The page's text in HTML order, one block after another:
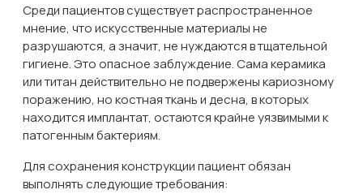
Среди пациентов существует распространенное
мнение, что искусственные материалы не
разрушаются, а значит, не нуждаются в тщательной
гигиене. Это опасное заблуждение. Сама керамика
или титан действительно не подвержены кариозному
поражению, но костная ткань и десна, в которых
находится имплантат, остаются крайне уязвимыми к
патогенным бактериям.
Для сохранения конструкции пациент обязан
выполнять следующие требования: